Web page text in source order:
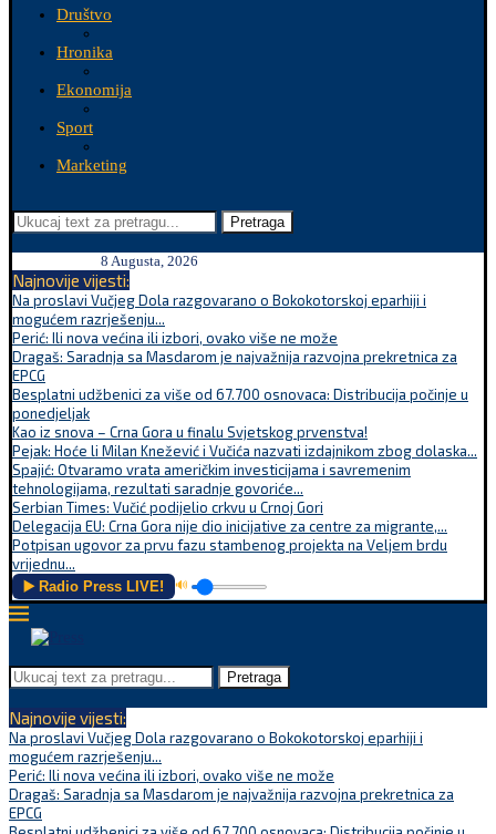
Društvo
Hronika
Ekonomija
Sport
Marketing
Pretraga
8 Augusta, 2026
Najnovije vijesti:
Na proslavi Vučjeg Dola razgovarano o Bokokotorskoj eparhiji i
mogućem razrješenju...
Perić: Ili nova većina ili izbori, ovako više ne može
Dragaš: Saradnja sa Masdarom je najvažnija razvojna prekretnica za
EPCG
Besplatni udžbenici za više od 67.700 osnovaca: Distribucija počinje u
ponedjeljak
Kao iz snova – Crna Gora u finalu Svjetskog prvenstva!
Pejak: Hoće li Milan Knežević i Vučića nazvati izdajnikom zbog dolaska...
Spajić: Otvaramo vrata američkim investicijama i savremenim
tehnologijama, rezultati saradnje govoriće...
Serbian Times: Vučić podijelio crkvu u Crnoj Gori
Delegacija EU: Crna Gora nije dio inicijative za centre za migrante,...
Potpisan ugovor za prvu fazu stambenog projekta na Veljem brdu
vrijednu...
▶️ Radio Press LIVE! 🔊
Pretraga
Najnovije vijesti:
Na proslavi Vučjeg Dola razgovarano o Bokokotorskoj eparhiji i
mogućem razrješenju...
Perić: Ili nova većina ili izbori, ovako više ne može
Dragaš: Saradnja sa Masdarom je najvažnija razvojna prekretnica za
EPCG